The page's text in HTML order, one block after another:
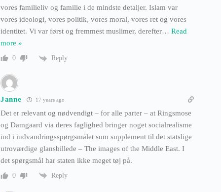
vores familieliv og familie i de mindste detaljer. Islam var
vores ideologi, vores politik, vores moral, vores ret og vores
identitet. Vi var først og fremmest muslimer, derefter… Read
more »
0 Reply
Janne 17 years ago
Det er relevant og nødvendigt – for alle parter – at Ringsmose
og Damgaard via deres faglighed bringer noget socialrealisme
ind i indvandringsspørgsmålet som supplement til det statslige
utroværdige glansbillede – The images of the Middle East. I
det spørgsmål har staten ikke meget tøj på.
0 Reply